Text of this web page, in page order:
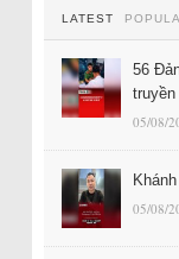
LATEST
56
truyền
05/08/
05/08/